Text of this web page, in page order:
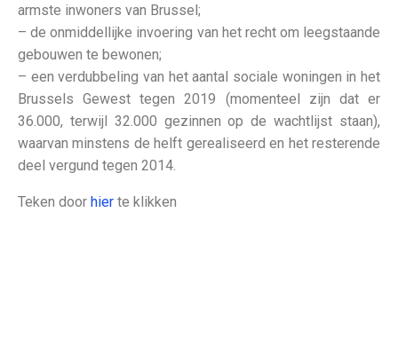
armste inwoners van Brussel;
– de onmiddellijke invoering van het recht om leegstaande
gebouwen te bewonen;
– een verdubbeling van het aantal sociale woningen in het
Brussels Gewest tegen 2019 (momenteel zijn dat er
36.000, terwijl 32.000 gezinnen op de wachtlijst staan),
waarvan minstens de helft gerealiseerd en het resterende
deel vergund tegen 2014.
Teken door hier te klikken